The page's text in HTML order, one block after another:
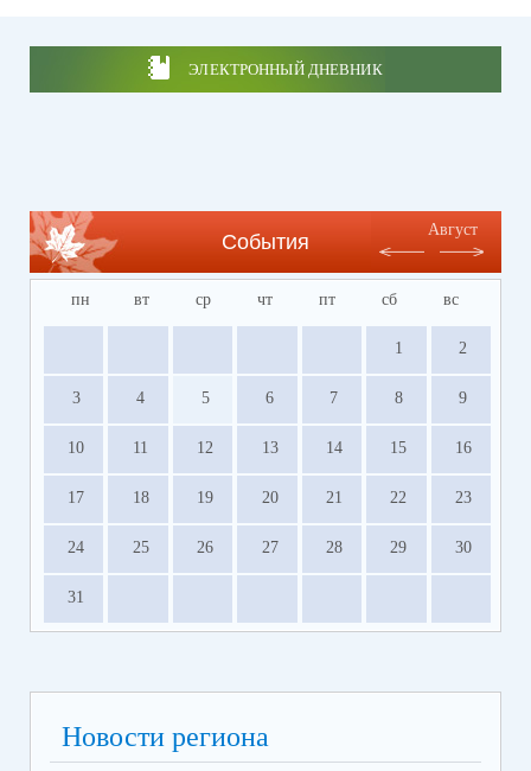
ЭЛЕКТРОННЫЙ ДНЕВНИК
События
Август
пн вт ср чт пт сб вс
1 2
3 4 5 6 7 8 9
10 11 12 13 14 15 16
17 18 19 20 21 22 23
24 25 26 27 28 29 30
31
Новости региона